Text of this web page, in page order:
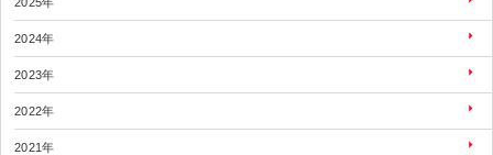
2024年
2023年
2022年
2021年